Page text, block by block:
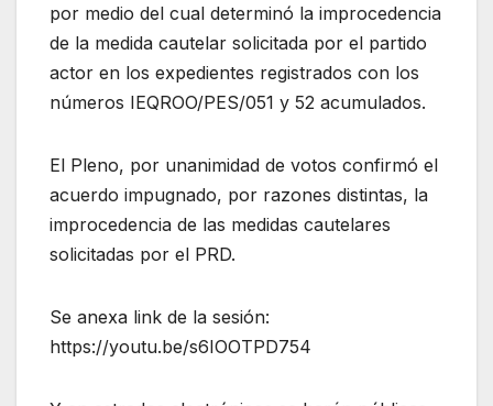
por medio del cual determinó la improcedencia
de la medida cautelar solicitada por el partido
actor en los expedientes registrados con los
números IEQROO/PES/051 y 52 acumulados.
El Pleno, por unanimidad de votos confirmó el
acuerdo impugnado, por razones distintas, la
improcedencia de las medidas cautelares
solicitadas por el PRD.
Se anexa link de la sesión:
https://youtu.be/s6IOOTPD754